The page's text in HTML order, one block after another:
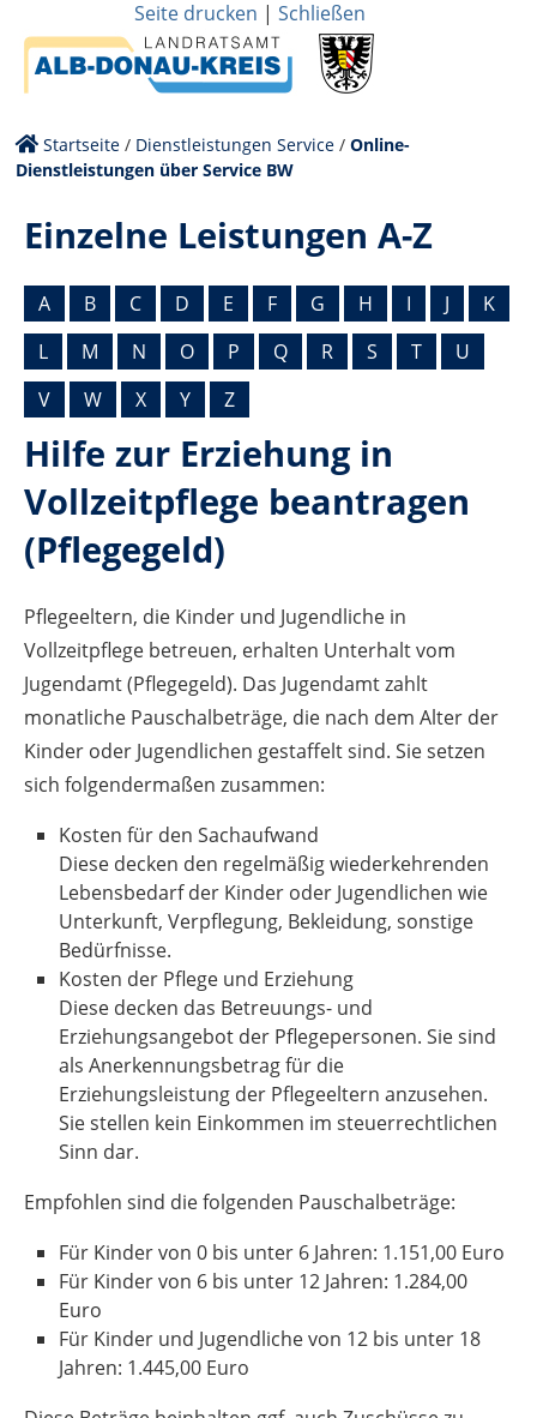
Seite drucken | Schließen
Startseite / Dienstleistungen Service /Online-
Dienstleistungen über Service BW
Einzelne Leistungen A-Z
A B C D E F G H I J
K
L
M N O P Q R S T
U
V
W X Y Z
Hilfe zur Erziehung in
Vollzeitpflege beantragen
(Pflegegeld)
Pflegeeltern, die Kinder und Jugendliche in
Vollzeitpflege betreuen, erhalten Unterhalt vom
Jugendamt (Pflegegeld). Das Jugendamt zahlt
monatliche Pauschalbeträge, die nach dem Alter der
Kinder oder Jugendlichen gestaffelt sind. Sie setzen
sich folgendermaßen zusammen:
Kosten für den Sachaufwand
Diese decken den regelmäßig wiederkehrenden
Lebensbedarf der Kinder oder Jugendlichen wie
Unterkunft, Verpflegung, Bekleidung, sonstige
Bedürfnisse.
Kosten der Pflege und Erziehung
Diese decken das Betreuungs- und
Erziehungsangebot der Pflegepersonen. Sie sind
als Anerkennungsbetrag für die
Erziehungsleistung der Pflegeeltern anzusehen.
Sie stellen kein Einkommen im steuerrechtlichen
Sinn dar.
Empfohlen sind die folgenden Pauschalbeträge:
Für Kinder von 0 bis unter 6 Jahren: 1.151,00 Euro
Für Kinder von 6 bis unter 12 Jahren: 1.284,00
Euro
Für Kinder und Jugendliche von 12 bis unter 18
Jahren: 1.445,00 Euro